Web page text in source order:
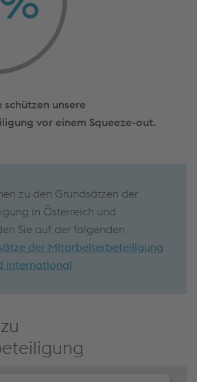
unsere
vor einem Squeeze-out.
zu den Grundsätzen der
in Österreich und
Sie auf der folgenden
der Mitarbeiterbeteiligung
international